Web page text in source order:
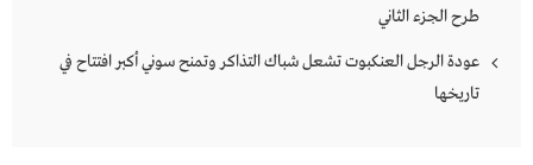
طرح الجزء الثاني
عودة الرجل العنكبوت تشعل شباك التذاكر وتمنح سوني أكبر افتتاح في
تاريخها